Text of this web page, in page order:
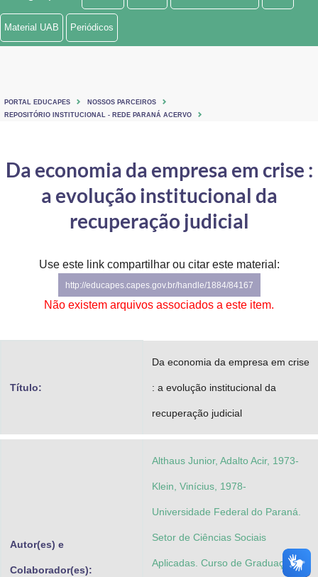
Ministério de Minas e Energia
Ministério do Turismo
Controladoria-Geral da União
Ministério da Mulher, da Família e dos Direitos Humanos
Secretaria de Governo
Gabinete de Segurança Institucional
Planalto
Material UAB Periódicos
PORTAL EDUCAPES
NOSSOS PARCEIROS
REPOSITÓRIO INSTITUCIONAL - REDE PARANÁ ACERVO
Da economia da empresa em crise :
a evolução institucional da
recuperação judicial
Use este link compartilhar ou citar este material:
http://educapes.capes.gov.br/handle/1884/84167
Não existem arquivos associados a este item.
Título:
Da economia da empresa em crise
: a evolução institucional da
recuperação judicial
Autor(es) e
Colaborador(es):
Althaus Junior, Adalto Acir, 1973-
Klein, Vinícius, 1978-
Universidade Federal do Paraná.
Setor de Ciências Sociais
Aplicadas. Curso de Graduação